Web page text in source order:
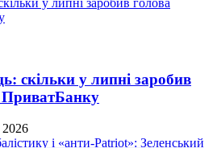
скільки у липні заробив
ПриватБанку